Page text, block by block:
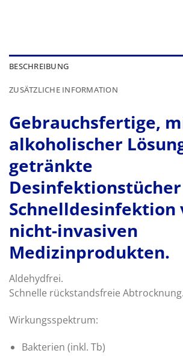
BESCHREIBUNG
ZUSÄTZLICHE INFORMATION
Gebrauchsfertige,
alkoholischer
getränkte
Schnelldesinfektion
nicht-invasiven
Medizinprodukten.
Aldehydfrei.
Schnelle rückstandsfreie Abtrocknung.
Wirkungsspektrum:
Bakterien (inkl. Tb)